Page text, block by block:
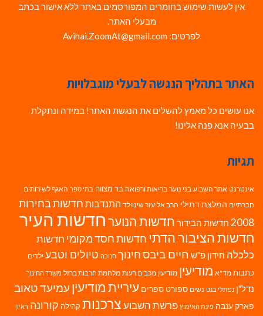
אין לעשות שימוש בחומרים המפורסמים באתר ללא אישור בכתב
מבעלי האתר.
לפרטים: Avihai.ZoomAt@gmail.com
האתר בתהליך הנגשה לבעלי מוגבלויות
אנו עושים כל מאמץ להשלים את הנגשת האתר! במידה ונתקלת
בבעיה אנא פנה אלינו!
תגיות
אינטרנט אתר השבוע בני נוער בריאות ורפואה בר מצווה בתי ספר האגף לשירותים
חברתיים המלצת דתילי הרב אליעזר שינוולד התנדבות חדשות בחירות
2008 חדשות הבידור חדשות הנוערחדשות העיר
חדשות הציבור הדתי חדשות חסד מקומי חדשות
כלכלה חידון פ"ש חיים ביבסחינוך חנוכה טיולים וטבע ילדים
כתבות מד"א מודיעין מודיעין מכבים רעות מלחמת חרבות ברזל משרד החינוך
נדל"ן נפתלי בנט נשים ספורט ספרים עיריית מודיעין עמיעד טאוב
פארק ענבה פינת האימוץ פרשת השבועצרכנות קהילה קורונה ראיון